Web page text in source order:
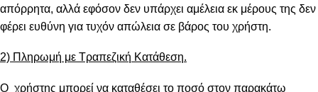
απόρρητα, αλλά εφόσον δεν υπάρχει αμέλεια εκ μέρους της δεν
φέρει ευθύνη για τυχόν απώλεια σε βάρος του χρήστη.
2) Πληρωμή με Τραπεζική Κατάθεση.
Ο χρήστης μπορεί να καταθέσει το ποσό στον παρακάτω